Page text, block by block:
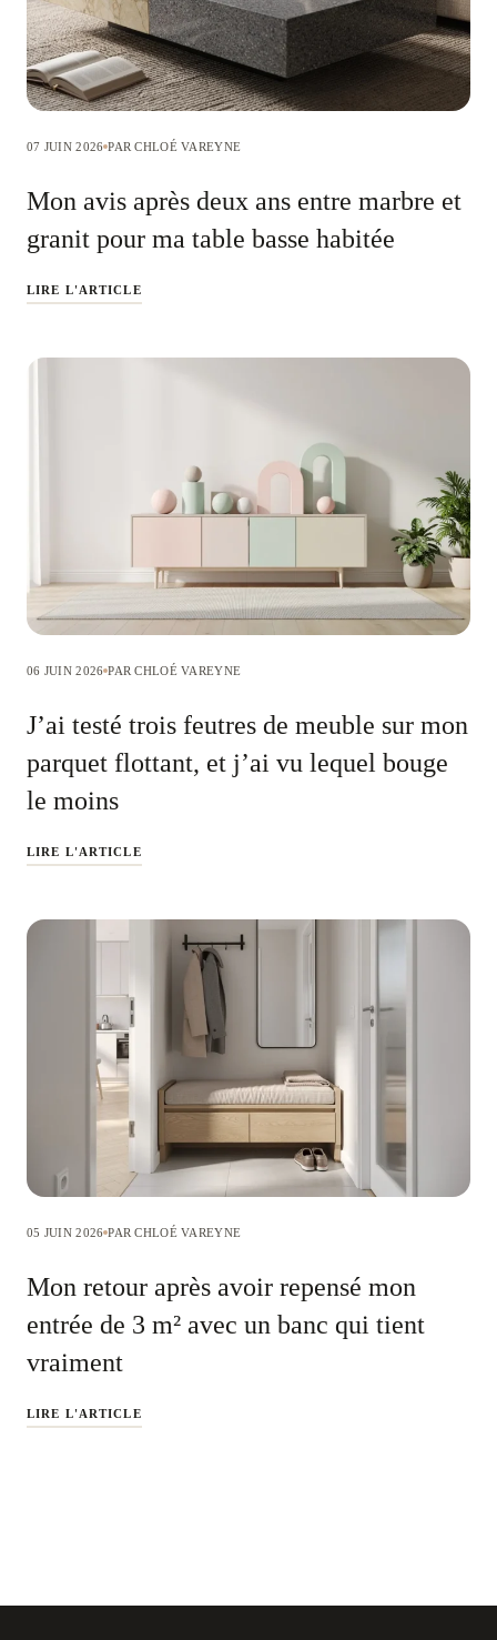
07 JUIN 2026 PAR CHLOÉ VAREYNE
Mon avis après deux ans entre marbre et
granit pour ma table basse habitée
LIRE L'ARTICLE
06 JUIN 2026 PAR CHLOÉ VAREYNE
J’ai testé trois feutres de meuble sur mon
parquet flottant, et j’ai vu lequel bouge
le moins
LIRE L'ARTICLE
05 JUIN 2026 PAR CHLOÉ VAREYNE
Mon retour après avoir repensé mon
entrée de 3 m² avec un banc qui tient
vraiment
LIRE L'ARTICLE